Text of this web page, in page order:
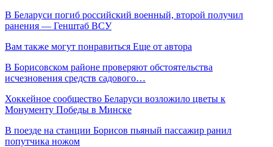
В Беларуси погиб российский военный, второй получил
ранения — Генштаб ВСУ
Вам также могут понравиться Еще от автора
В Борисовском районе проверяют обстоятельства
исчезновения средств садового…
Хоккейное сообщество Беларуси возложило цветы к
Монументу Победы в Минске
В поезде на станции Борисов пьяный пассажир ранил
попутчика ножом